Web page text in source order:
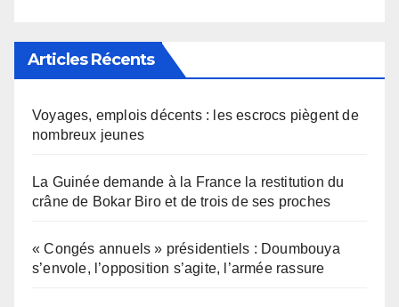
Articles Récents
Voyages, emplois décents : les escrocs piègent de
nombreux jeunes
La Guinée demande à la France la restitution du
crâne de Bokar Biro et de trois de ses proches
« Congés annuels » présidentiels : Doumbouya
s’envole, l’opposition s’agite, l’armée rassure